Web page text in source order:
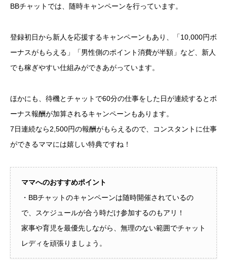
BBチャットでは、随時キャンペーンを行っています。
登録初日から新人を応援するキャンペーンもあり、「10,000円ボ
ーナスがもらえる」「男性側のポイント消費が半額」など、新人
でも稼ぎやすい仕組みができあがっています。
ほかにも、待機とチャットで60分の仕事をした日が連続するとボ
ーナス報酬が加算されるキャンペーンもあります。
7日連続なら2,500円の報酬がもらえるので、コンスタントに仕事
ができるママには嬉しい特典ですね！
ママへのおすすめポイント
・BBチャットのキャンペーンは随時開催されているの
で、スケジュールが合う時だけ参加するのもアリ！
家事や育児を最優先しながら、無理のない範囲でチャット
レディを頑張りましょう。